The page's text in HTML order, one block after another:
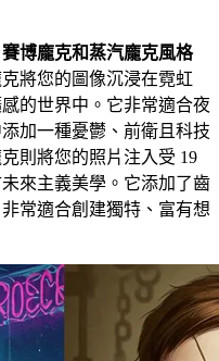
賽博龐克和蒸汽龐克風格
將您的圖像沉浸在霓虹
的世界中。它非常適合夜
加一種憂鬱、前衛且科技
則將您的照片注入受 19
來主義美學。它添加了齒
常適合創建獨特、富有想